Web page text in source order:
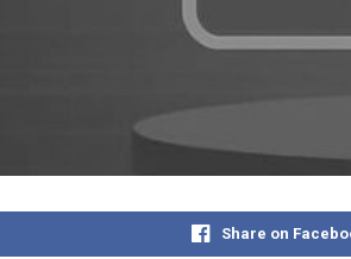
Share on